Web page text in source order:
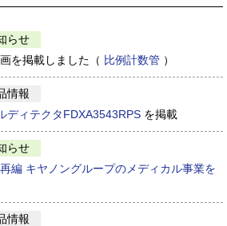
らせ
を掲載しました（ 比例計数管 ）
情報
ディテクタFDXA3543RPS を掲載
らせ
編 キヤノングループのメディカル事業を
情報